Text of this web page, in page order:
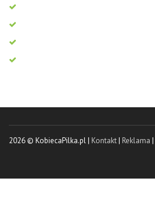
2026 © KobiecaPilka.pl | Kontakt| Reklama |